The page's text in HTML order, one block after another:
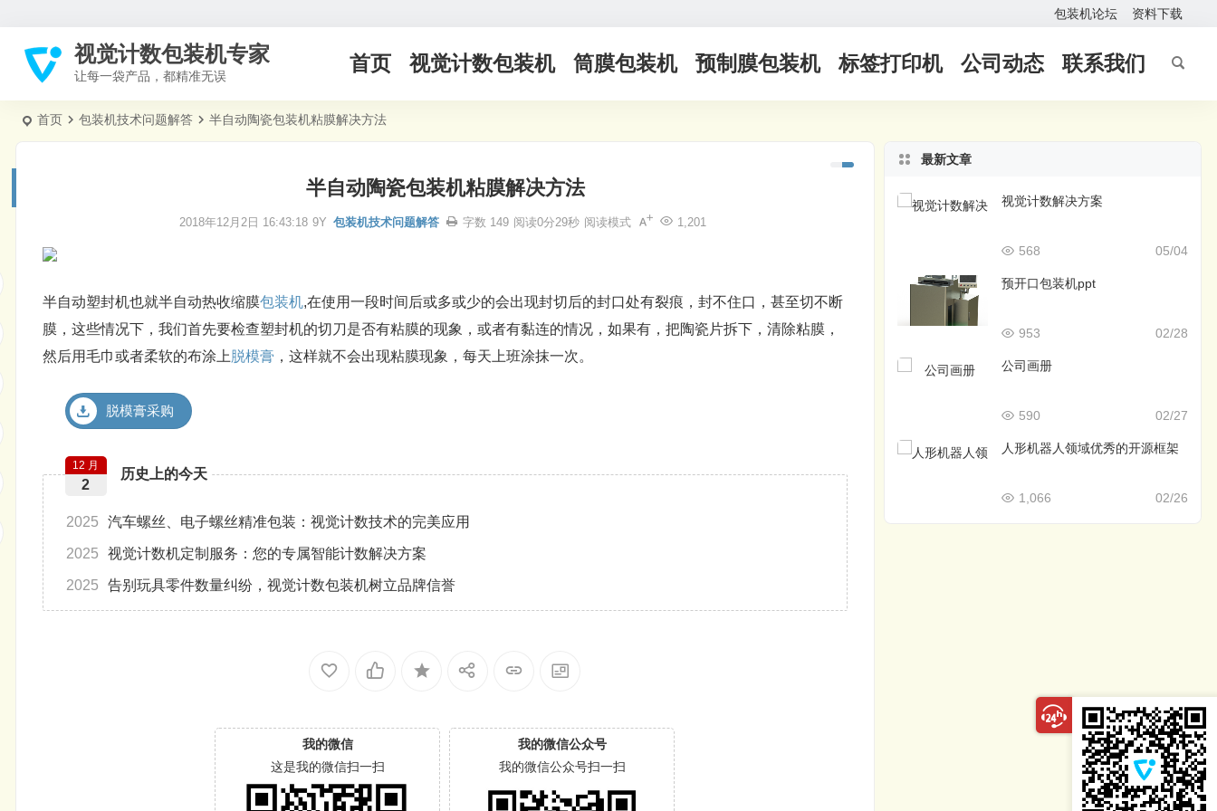
包装机论坛 资料下载
视觉计数包装机专家
让每一袋产品，都精准无误
首页 视觉计数包装机 筒膜包装机 预制膜包装机 标签打印机 公司动态 联系我们
首页 包装机技术问题解答 半自动陶瓷包装机粘膜解决方法
半自动陶瓷包装机粘膜解决方法
2018年12月2日 16:43:18 9Y 包装机技术问题解答 1,201
字数 149 阅读0分29秒 阅读模式
半自动塑封机也就半自动热收缩膜包装机,在使用一段时间后或多或少的会出现封切后的封口处有裂痕，封不住口，甚至切不断
膜，这些情况下，我们首先要检查塑封机的切刀是否有粘膜的现象，或者有黏连的情况，如果有，把陶瓷片拆下，清除粘膜，
然后用毛巾或者柔软的布涂上 脱模膏 ，这样就不会出现粘膜现象，每天上班涂抹一次。
脱模膏采购
历史上的今天
12 月
2
2025 汽车螺丝、电子螺丝精准包装：视觉计数技术的完美应用
2025 视觉计数机定制服务：您的专属智能计数解决方案
2025 告别玩具零件数量纠纷，视觉计数包装机树立品牌信誉
我的微信
这是我的微信扫一扫
我的微信公众号
我的微信公众号扫一扫
最新文章
视觉计数解决方案
05/04
568
预开口包装机ppt
02/28
953
公司画册
02/27
590
人形机器人领域优秀的开源框架
02/26
1,066